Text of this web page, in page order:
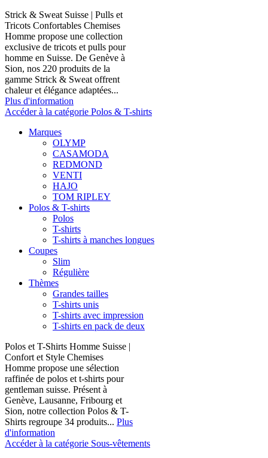
Strick & Sweat Suisse | Pulls et
Tricots Confortables Chemises
Homme propose une collection
exclusive de tricots et pulls pour
homme en Suisse. De Genève à
Sion, nos 220 produits de la
gamme Strick & Sweat offrent
chaleur et élégance adaptées...
Plus d'information
Accéder à la catégorie Polos & T-shirts
Marques
OLYMP
CASAMODA
REDMOND
VENTI
HAJO
TOM RIPLEY
Polos & T-shirts
Polos
T-shirts
T-shirts à manches longues
Coupes
Slim
Régulière
Thèmes
Grandes tailles
T-shirts unis
T-shirts avec impression
T-shirts en pack de deux
Polos et T-Shirts Homme Suisse |
Confort et Style Chemises
Homme propose une sélection
raffinée de polos et t-shirts pour
gentleman suisse. Présent à
Genève, Lausanne, Fribourg et
Sion, notre collection Polos & T-
Shirts regroupe 34 produits... Plus
d'information
Accéder à la catégorie Sous-vêtements